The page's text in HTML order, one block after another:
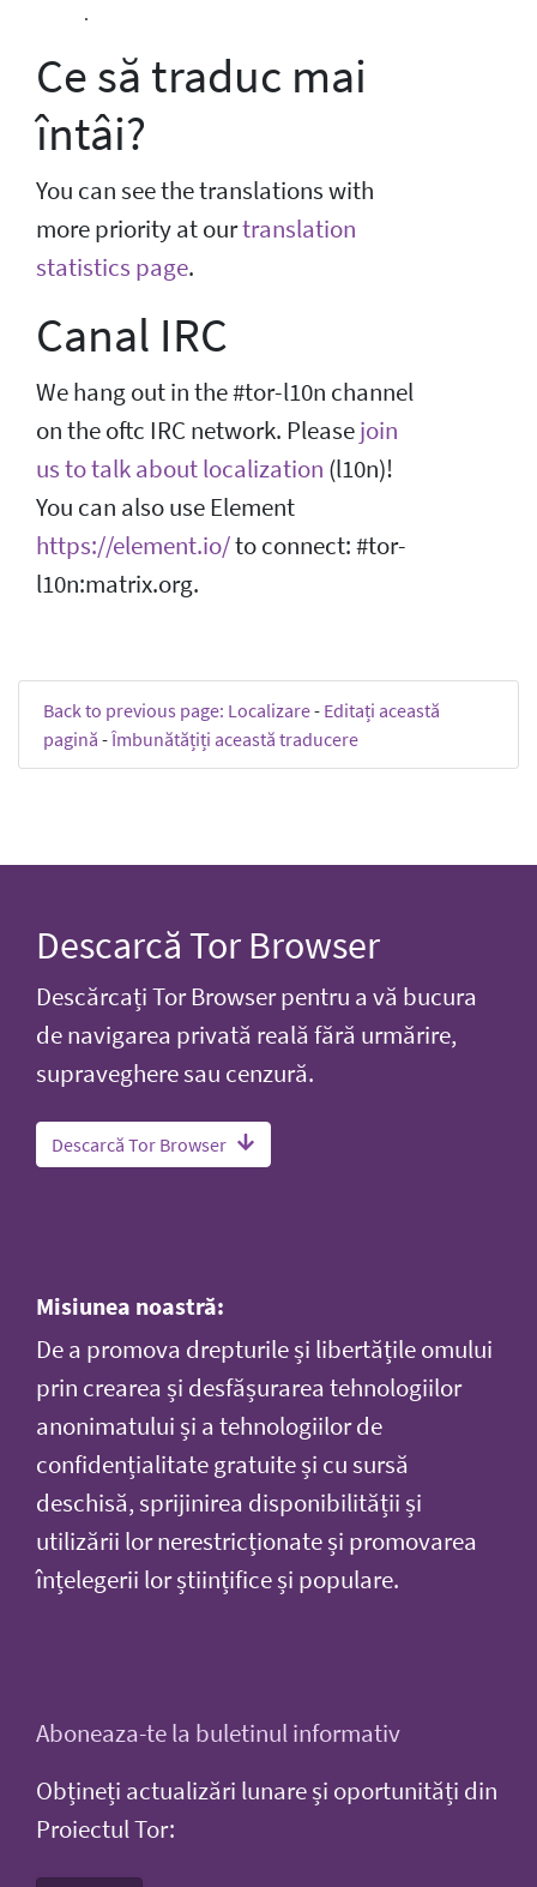
.
Ce să traduc mai
întâi?
You can see the translations with
more priority at ourtranslation
statistics page.
Canal IRC
We hang out in the #tor-l10n channel
on the oftc IRC network. Pleasejoin
us to talk about localization (l10n)!
You can also use Element
https://element.io/to connect: #tor-
l10n:matrix.org.
Back to previous page: Localizare- Editați această
pagină -Îmbunătățiți această traducere
Descarcă Tor Browser
Descărcați Tor Browser pentru a vă bucura
de navigarea privată reală fără urmărire,
supraveghere sau cenzură.
Descarcă Tor Browser
Misiunea noastră:
De a promova drepturile și libertățile omului
prin crearea și desfășurarea tehnologiilor
anonimatului și a tehnologiilor de
confidențialitate gratuite și cu sursă
deschisă, sprijinirea disponibilității și
utilizării lor nerestricționate și promovarea
înțelegerii lor științifice și populare.
Aboneaza-te la buletinul informativ
Obțineți actualizări lunare și oportunități din
Proiectul Tor: